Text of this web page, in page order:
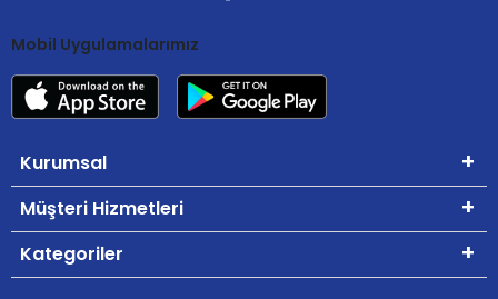
Mobil Uygulamalarımız
Kurumsal
Müşteri Hizmetleri
Kategoriler